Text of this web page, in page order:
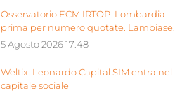
Osservatorio ECM IRTOP: Lombardia
prima per numero quotate. Lambiase:
“Milano piattaforma europea Siu”
5 Agosto 2026 17:48
Weltix: Leonardo Capital SIM entra nel
capitale sociale